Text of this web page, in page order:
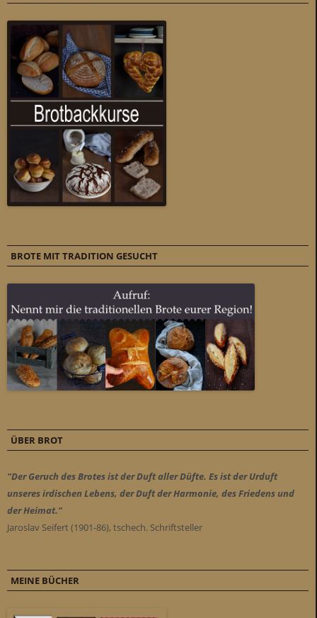
BROTE MIT TRADITION GESUCHT
ÜBER BROT
"Der Geruch des Brotes ist der Duft aller Düfte. Es ist der Urduft
unseres irdischen Lebens, der Duft der Harmonie, des Friedens und
der Heimat."
Jaroslav Seifert (1901-86), tschech. Schriftsteller
MEINE BÜCHER